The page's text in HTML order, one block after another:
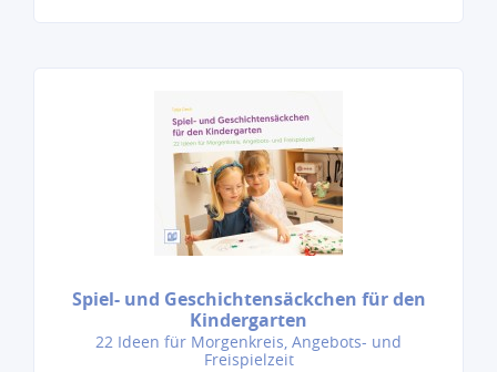
Spiel- und Geschichtensäckchen für den
Kindergarten
22 Ideen für Morgenkreis, Angebots- und
Freispielzeit